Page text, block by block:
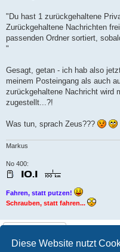
Diese Website nutzt
"Du hast 1 zurückgehaltene
Zurückgehaltene Nachrichten
passenden Ordner sortiert,
"
Gesagt, getan - ich hab also
meinem Posteingang als auch
zurückgehaltene Nachricht wird
zugestellt...?!
Was tun, sprach Zeus???
Markus
No 400:
Fahren, statt putzen!
Schrauben, statt fahren...
1